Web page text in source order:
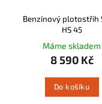
Benzínový plotostřih
HS 45
Máme skladem
8 590 Kč
Do košíku